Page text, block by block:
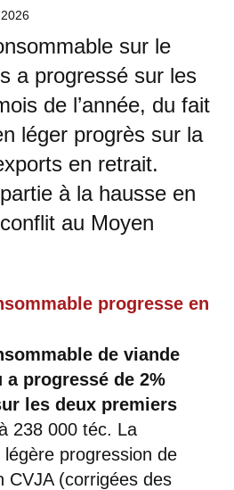
sur le
a progressé sur les
de l’année, du fait
léger progrès sur la
en retrait.
à la hausse en
au Moyen
progresse en
de viande
a progressé de 2%
les deux premiers
238 000 téc. La
progression de
CVJA (corrigées des